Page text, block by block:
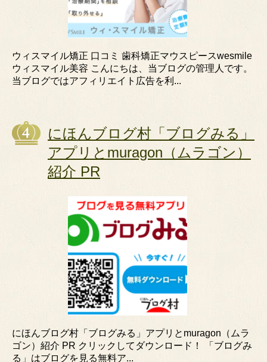
ウィスマイル矯正 口コミ 歯科矯正マウスピースwesmile
ウィスマイル美容 こんにちは、当ブログの管理人です。
当ブログではアフィリエイト広告を利...
にほんブログ村「ブログみる」
アプリとmuragon（ムラゴン）
紹介 PR
にほんブログ村「ブログみる」アプリとmuragon（ムラ
ゴン）紹介 PR クリックしてダウンロード！ 「ブログみ
る」はブログを見る無料ア...